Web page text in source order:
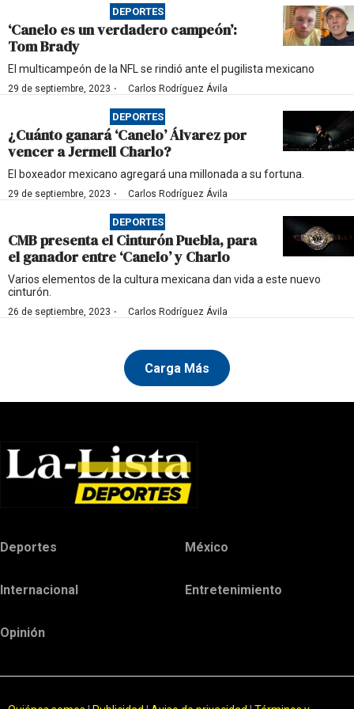
DEPORTES
‘Canelo es un verdadero campeón’:
Tom Brady
El multicampeón de la NFL se rindió ante el pugilista mexicano
29 de septiembre, 2023 · Carlos Rodríguez Ávila
DEPORTES
¿Cuánto ganará ‘Canelo’ Álvarez por
vencer a Jermell Charlo?
El boxeador mexicano agregará una millonada a su fortuna.
29 de septiembre, 2023 · Carlos Rodríguez Ávila
DEPORTES
CMB presenta el Cinturón Puebla, para
el ganador entre ‘Canelo’ y Charlo
Varios elementos de la cultura mexicana dan vida a este nuevo
cinturón.
26 de septiembre, 2023 · Carlos Rodríguez Ávila
Carga Más
Deportes México
Internacional Entretenimiento
Opinión